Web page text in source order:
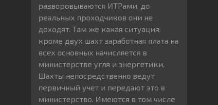
разворовываются ИТРами, до
реальных проходчиков они не
доходят. Там же какая ситуация:
кроме двух шахт заработная плата на
всех основных начисляется в
министерстве угля и энергетики.
Шахты непосредственно ведут
первичный учет и передают это в
министерство. Имеются в том числе